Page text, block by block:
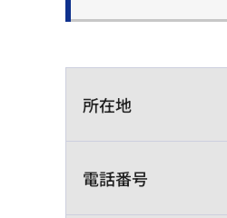
所在地
電話番号